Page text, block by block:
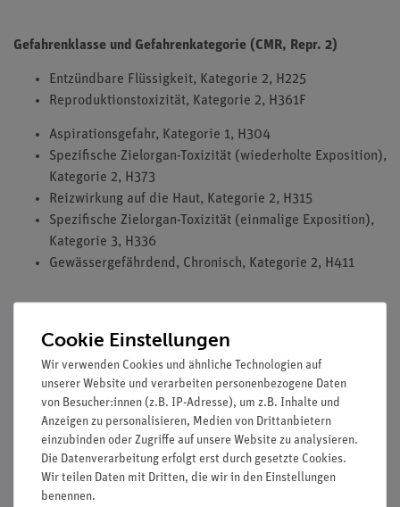
Gefahrenklasse und Gefahrenkategorie (CMR, Repr. 2)
Entzündbare Flüssigkeit, Kategorie 2, H225
Reproduktionstoxizität, Kategorie 2, H361F
Aspirationsgefahr, Kategorie 1, H304
Spezifische Zielorgan-Toxizität (wiederholte Exposition),
Kategorie 2, H373
Reizwirkung auf die Haut, Kategorie 2, H315
Spezifische Zielorgan-Toxizität (einmalige Exposition),
Kategorie 3, H336
Gewässergefährdend, Chronisch, Kategorie 2, H411
HINWEIS: Bitte beachten sie, dass wir keine Chemikalien an
Privatpersonen verkaufen. Lt. ChemVerbotsV geben wir
Chemikalien nur an Wiederverkäufer, berufsmässige
Verwender und öffentliche Forschungs- Untersuchungs und
Lehranstalten ab.
Cookie Einstellungen
Wir verwenden Cookies und ähnliche Technologien auf
unserer Website und verarbeiten personenbezogene Daten
von Besucher:innen (z.B. IP-Adresse), um z.B. Inhalte und
Anzeigen zu personalisieren, Medien von Drittanbietern
einzubinden oder Zugriffe auf unsere Website zu analysieren.
Die Datenverarbeitung erfolgt erst durch gesetzte Cookies.
Wir teilen Daten mit Dritten, die wir in den Einstellungen
benennen.